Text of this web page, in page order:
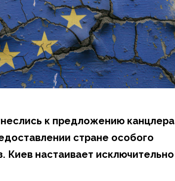
к предложению канцлера
стране особого
Киев настаивает исключительно